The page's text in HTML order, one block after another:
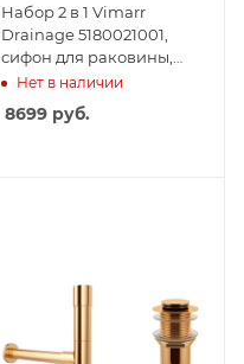
Набор 2 в 1 Vimarr
Drainage 5180021001,
сифон для раковины,
донный клапан с
переливом, хром
Нет в наличии
8699руб.